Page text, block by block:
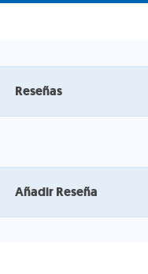
Reseñas
Añadir Reseña